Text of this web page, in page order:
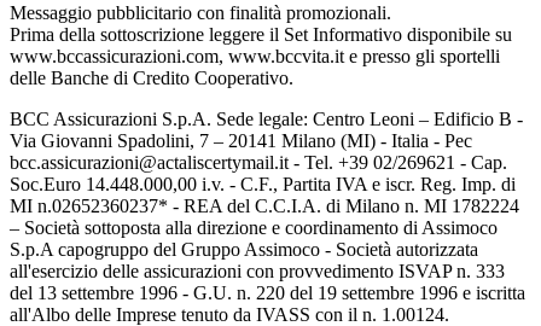
Messaggio pubblicitario con finalità promozionali.
Prima della sottoscrizione leggere il Set Informativo disponibile su
www.bccassicurazioni.com, www.bccvita.it e presso gli sportelli
delle Banche di Credito Cooperativo.
BCC Assicurazioni S.p.A. Sede legale: Centro Leoni – Edificio B -
Via Giovanni Spadolini, 7 – 20141 Milano (MI) - Italia - Pec
bcc.assicurazioni@actaliscertymail.it - Tel. +39 02/269621 - Cap.
Soc.Euro 14.448.000,00 i.v. - C.F., Partita IVA e iscr. Reg. Imp. di
MI n.02652360237* - REA del C.C.I.A. di Milano n. MI 1782224
– Società sottoposta alla direzione e coordinamento di Assimoco
S.p.A capogruppo del Gruppo Assimoco - Società autorizzata
all'esercizio delle assicurazioni con provvedimento ISVAP n. 333
del 13 settembre 1996 - G.U. n. 220 del 19 settembre 1996 e iscritta
all'Albo delle Imprese tenuto da IVASS con il n. 1.00124.